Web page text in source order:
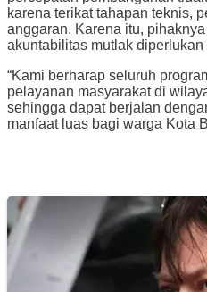
karena terikat tahapan teknis,
anggaran. Karena itu,
akuntabilitas mutlak
“Kami berharap seluruh
pelayanan masyarakat di
sehingga dapat berjalan
manfaat luas bagi warga Kota